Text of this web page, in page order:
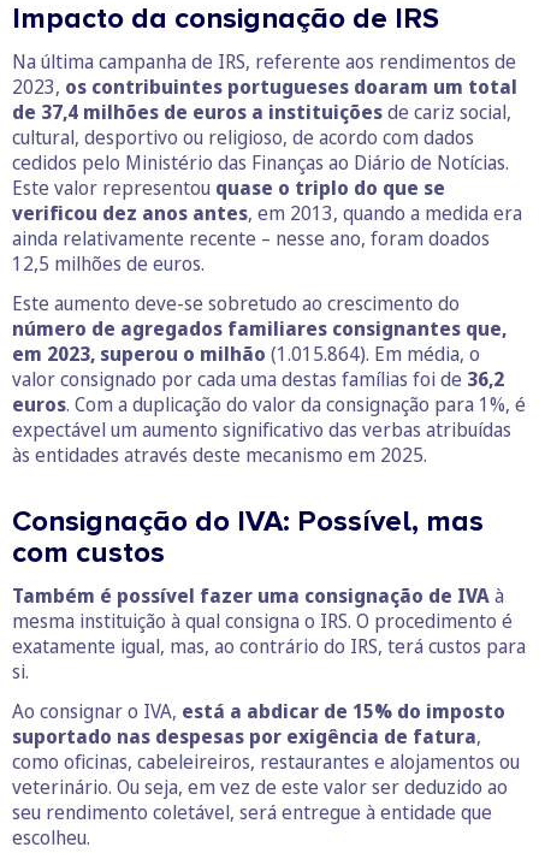
Impacto da consignação de IRS
Na última campanha de IRS, referente aos rendimentos de
2023, os contribuintes portugueses doaram um total
de 37,4 milhões de euros a instituiçõesde cariz social,
cultural, desportivo ou religioso, de acordo com dados
cedidos pelo Ministério das Finanças ao Diário de Notícias.
Este valor representou quase o triplo do que se
verificou dez anos antes, em 2013, quando a medida era
ainda relativamente recente – nesse ano, foram doados
12,5 milhões de euros.
Este aumento deve-se sobretudo ao crescimento do
número de agregados familiares consignantes que,
em 2023, superou o milhão (1.015.864). Em média, o
valor consignado por cada uma destas famílias foi de 36,2
euros. Com a duplicação do valor da consignação para 1%, é
expectável um aumento significativo das verbas atribuídas
às entidades através deste mecanismo em 2025.
Consignação do IVA: Possível, mas
com custos
Também é possível fazer uma consignação de IVAà
mesma instituição à qual consigna o IRS. O procedimento é
exatamente igual, mas, ao contrário do IRS, terá custos para
si.
Ao consignar o IVA, está a abdicar de 15% do imposto
suportado nas despesas por exigência de fatura,
como oficinas, cabeleireiros, restaurantes e alojamentos ou
veterinário. Ou seja, em vez de este valor ser deduzido ao
seu rendimento coletável, será entregue à entidade que
escolheu.